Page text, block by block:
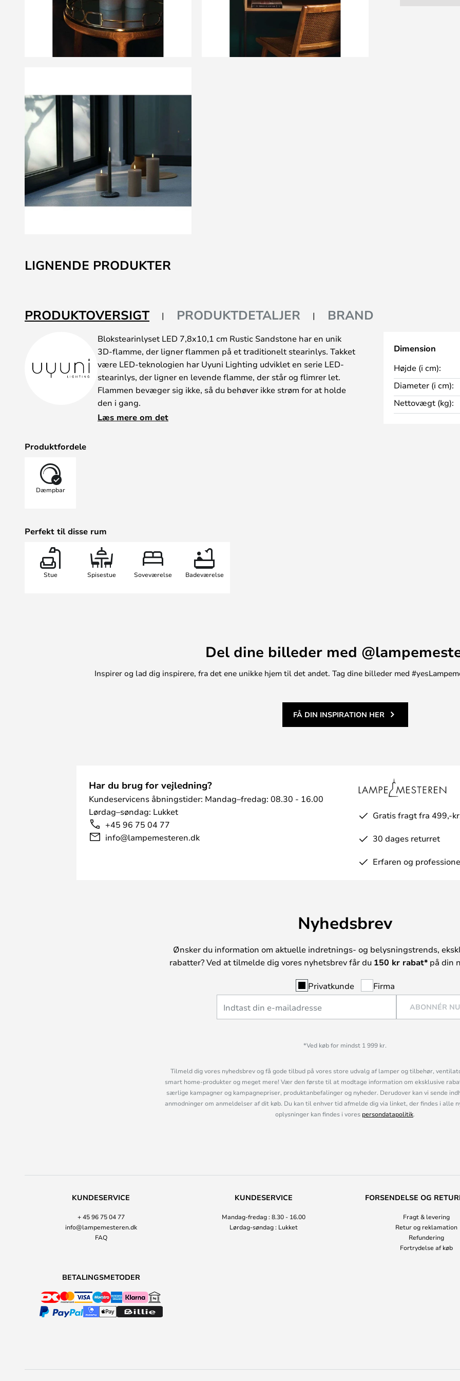
til
starten
LIGNENDE PRODUKTER
PRODUKTOVERSIGT PRODUKTDETALJER BRAND
Blokstearinlyset LED 7,8x10,1 cm Rustic Sandstone har en unik
3D-flamme, der ligner flammen på et traditionelt stearinlys. Takket
være LED-teknologien har Uyuni Lighting udviklet en serie LED-
stearinlys, der ligner en levende flamme, der står og flimrer let.
Flammen bevæger sig ikke, så du behøver ikke strøm for at holde
den i gang.
Med lysene fra Uyuni Lighting har du mulighed for at købe en. Den
passer perfekt i din yndlingslanterne, lysestage eller adventskrans.
Læs mere om det
Produktfordele
Dæmpbar
Perfekt til disse rum
Stue Spisestue Soveværelse Badeværelse
Dimension
Højde (i cm):
Diameter (i cm):
Nettovægt (kg):
Del dine billeder med
Inspirer og lad dig inspirere, fra det ene unikke hjem til det andet. Tag dine billeder med
FÅ DIN INSPIRATION HER
Har du brug for vejledning?
Kundeservicens åbningstider: Mandag–fredag: 08.30 - 16.00
Lørdag–søndag: Lukket
+45 96 75 04 77
info@lampemesteren.dk
Gratis fragt fra 499,-
30 dages returret
Erfaren og
Nyhedsbrev
Ønsker du information om aktuelle indretnings- og belysningstrends,
rabatter? Ved at tilmelde dig vores nyhetsbrev får du 150 kr rabat*på din
Privatkunde Firma
ABONNÉR NU
*Ved køb for mindst 1 999 kr.
Tilmeld dig vores nyhedsbrev og få gode tilbud på vores store udvalg af lamper og tilbehør,
smart home-produkter og meget mere! Vær den første til at modtage information om eksklusive
særlige kampagner og kampagnepriser, produktanbefalinger og nyheder. Derudover kan vi sende
anmodninger om anmeldelser af dit køb. Du kan til enhver tid afmelde dig via linket, der findes i alle
oplysninger kan findes i vores persondatapolitik.
KUNDESERVICE
+ 45 96 75 04 77
info@lampemesteren.dk
FAQ
KUNDESERVICE
Mandag-fredag : 8.30 - 16.00
Lørdag-søndag : Lukket
FORSENDELSE OG
Fragt & levering
Retur og reklamation
Refundering
Fortrydelse af køb
BETALINGSMETODER